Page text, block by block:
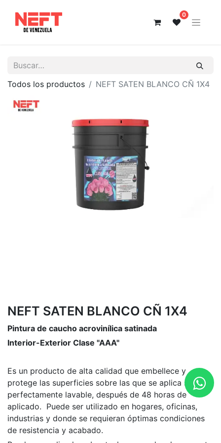
0
Todos los productos NEFT SATEN BLANCO CÑ 1X4
NEFT SATEN BLANCO CÑ 1X4
Pintura de caucho acrovinílica satinada
Interior-Exterior Clase "AAA"
Es un producto de alta calidad que embellece y
protege las superficies sobre las que se aplica siendo
perfectamente lavable, después de 48 horas de
aplicado. Puede ser utilizado en hogares, oficinas,
industrias y donde se requieran óptimas condiciones
de resistencia y acabado.